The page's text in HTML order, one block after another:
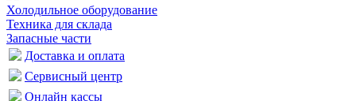
Холодильное оборудование
Техника для склада
Запасные части
Доставка и оплата
Сервисный центр
Онлайн кассы